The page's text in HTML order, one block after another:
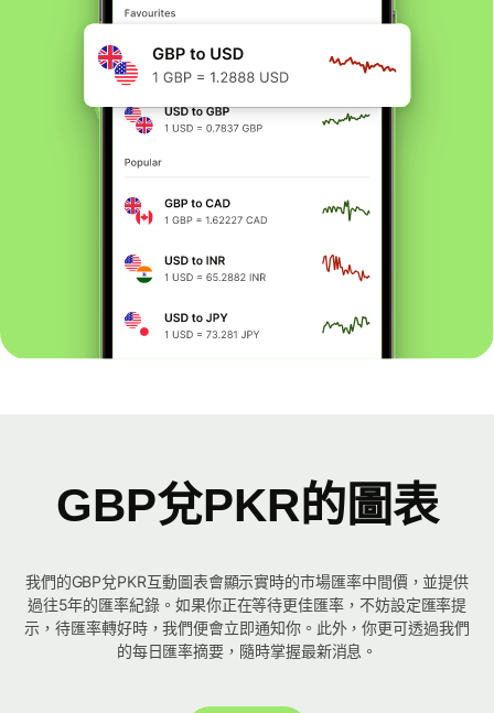
GBP兌PKR的圖表
我們的GBP兌PKR互動圖表會顯示實時的市場匯率中間價，並提供
過往5年的匯率紀錄。如果你正在等待更佳匯率，不妨設定匯率提
示，待匯率轉好時，我們便會立即通知你。此外，你更可透過我們
的每日匯率摘要，隨時掌握最新消息。